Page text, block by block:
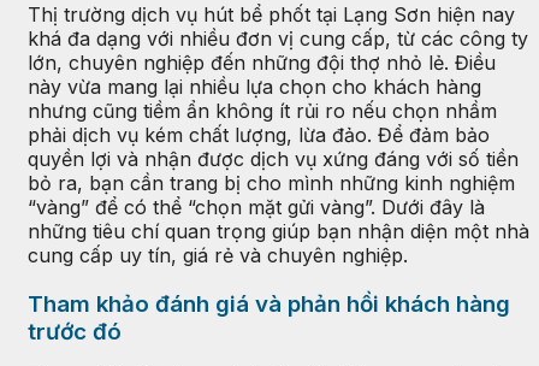
Thị trường dịch vụ hút bể phốt tại Lạng Sơn hiện nay
khá đa dạng với nhiều đơn vị cung cấp, từ các công ty
lớn, chuyên nghiệp đến những đội thợ nhỏ lẻ. Điều
này vừa mang lại nhiều lựa chọn cho khách hàng
nhưng cũng tiềm ẩn không ít rủi ro nếu chọn nhầm
phải dịch vụ kém chất lượng, lừa đảo. Để đảm bảo
quyền lợi và nhận được dịch vụ xứng đáng với số tiền
bỏ ra, bạn cần trang bị cho mình những kinh nghiệm
“vàng” để có thể “chọn mặt gửi vàng”. Dưới đây là
những tiêu chí quan trọng giúp bạn nhận diện một nhà
cung cấp uy tín, giá rẻ và chuyên nghiệp.
Tham khảo đánh giá và phản hồi khách hàng
trước đó